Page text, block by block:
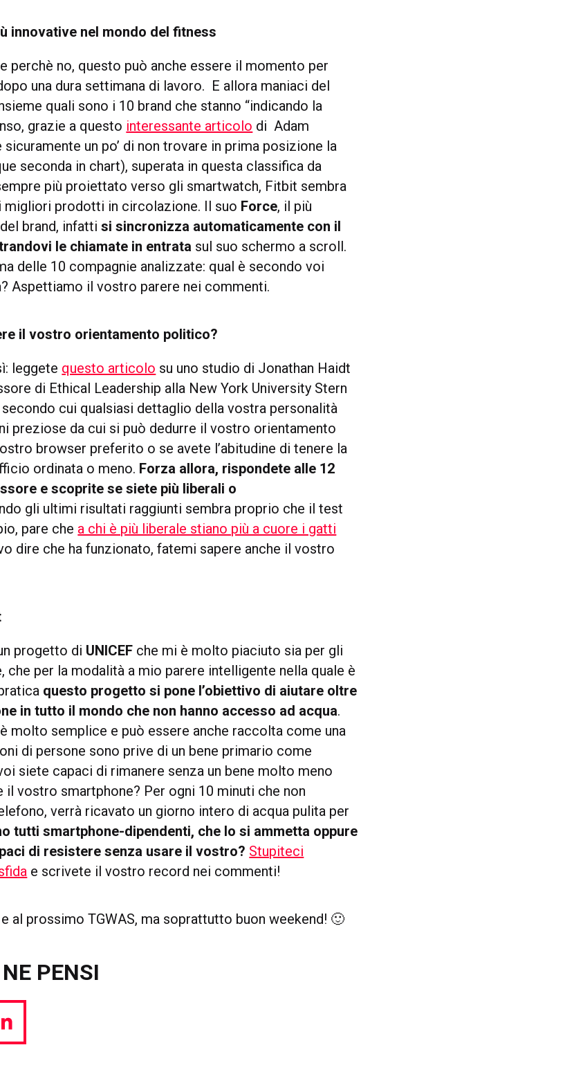
innovative nel mondo del fitness
perchè no, questo può anche essere il momento per
una dura settimana di lavoro. E allora maniaci del
quali sono i 10 brand che stanno “indicando la
grazie a questo interessante articolo di Adam
sicuramente un po’ di non trovare in prima posizione la
seconda in chart), superata in questa classifica da
più proiettato verso gli smartwatch, Fitbit sembra
prodotti in circolazione. Il suo Force, il più
brand, infattisi sincronizza automaticamente con il
le chiamate in entrata sul suo schermo a scroll.
delle 10 compagnie analizzate: qual è secondo voi
Aspettiamo il vostro parere nei commenti.
il vostro orientamento politico?
leggete questo articolo su uno studio di Jonathan Haidt
di Ethical Leadership alla New York University Stern
cui qualsiasi dettaglio della vostra personalità
preziose da cui si può dedurre il vostro orientamento
browser preferito o se avete l’abitudine di tenere la
ordinata o meno. Forza allora, rispondete alle 12
e scoprite se siete più liberali o
gli ultimi risultati raggiunti sembra proprio che il test
pare che a chi è più liberale stiano più a cuore i gatti
dire che ha funzionato, fatemi sapere anche il vostro
progetto di UNICEF che mi è molto piaciuto sia per gli
che per la modalità a mio parere intelligente nella quale è
questo progetto si pone l’obiettivo di aiutare oltre
in tutto il mondo che non hanno accesso ad acqua.
molto semplice e può essere anche raccolta come una
di persone sono prive di un bene primario come
siete capaci di rimanere senza un bene molto meno
il vostro smartphone? Per ogni 10 minuti che non
verrà ricavato un giorno intero di acqua pulita per
tutti smartphone-dipendenti, che lo si ammetta oppure
di resistere senza usare il vostro? Stupiteci
e scrivete il vostro record nei commenti!
al prossimo TGWAS, ma soprattutto buon weekend! 🙂
PENSI
Share